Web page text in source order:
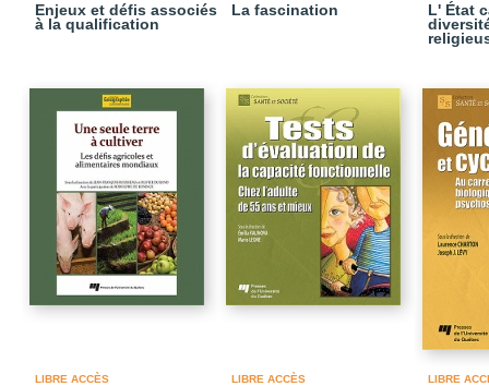
Enjeux et défis associés
à la qualification
La fascination
L' État
LIBRE ACCÈS LIBRE ACCÈS LIBRE